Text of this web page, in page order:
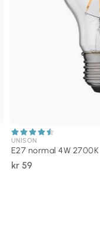
UNISON
E27 normal 4W 2700K
kr 59